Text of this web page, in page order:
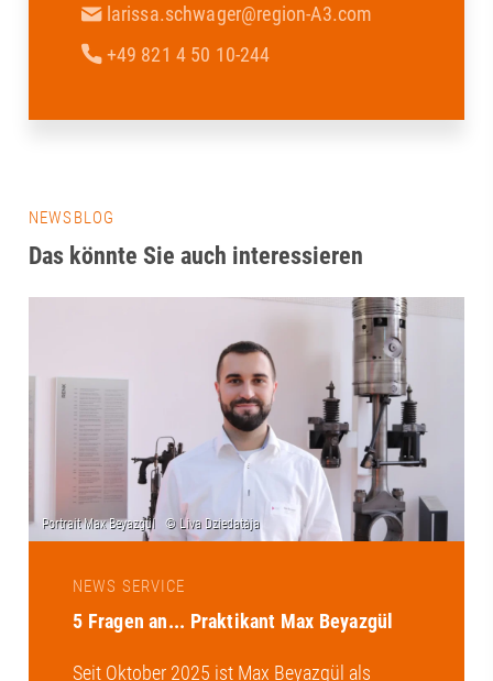
larissa.schwager@region-A3.com
+49 821 4 50 10-244
NEWSBLOG
Das könnte Sie auch interessieren
NEWS SERVICE
5 Fragen an... Praktikant Max Beyazgül
Seit Oktober 2025 ist Max Beyazgül als